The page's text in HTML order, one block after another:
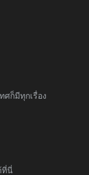
ศก็มีทุกเรื่อง
ที่นี่